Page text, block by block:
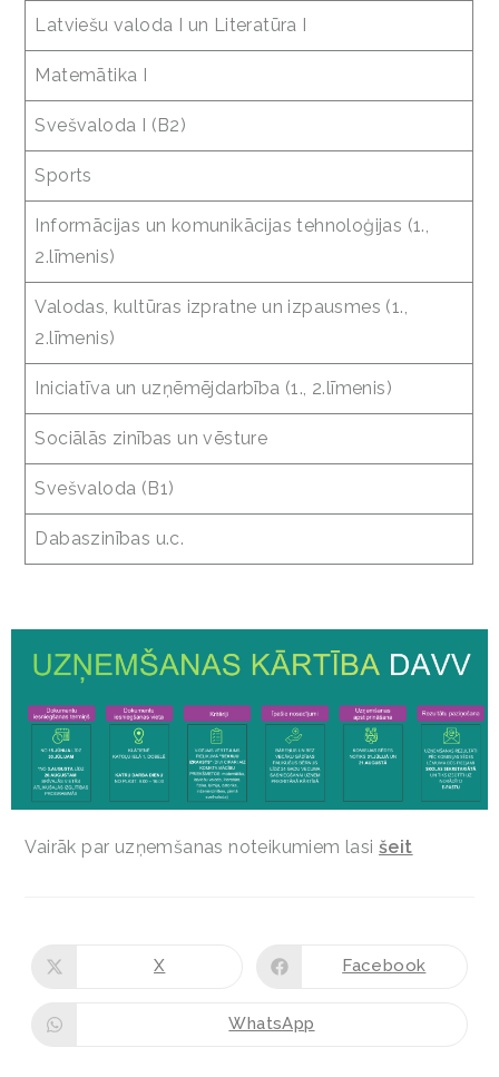
Latviešu valoda I un Literatūra I
Matemātika I
Svešvaloda I (B2)
Sports
Informācijas un komunikācijas tehnoloģijas (1.,
2.līmenis)
Valodas, kultūras izpratne un izpausmes (1.,
2.līmenis)
Iniciatīva un uzņēmējdarbība (1., 2.līmenis)
Sociālās zinības un vēsture
Svešvaloda (B1)
Dabaszinības u.c.
Vairāk par uzņemšanas noteikumiem lasišeit
X Facebook
WhatsApp